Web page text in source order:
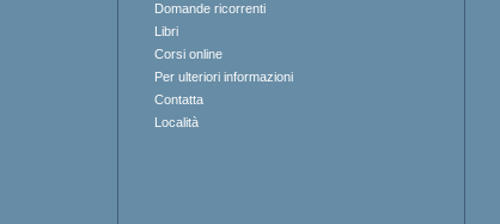
Domande ricorrenti
Libri
Corsi online
Per ulteriori informazioni
Contatta
Località